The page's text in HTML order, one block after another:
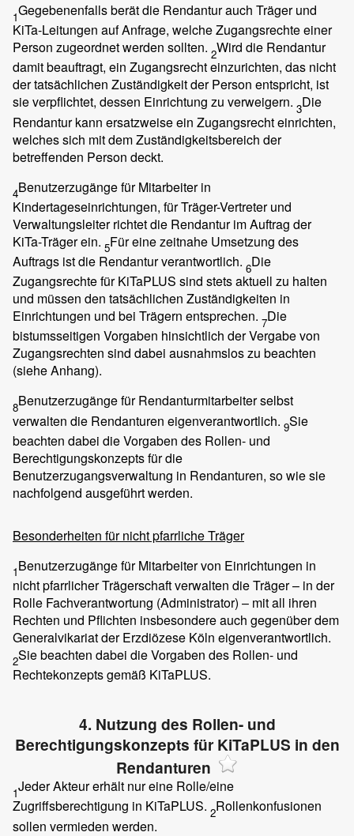
1Gegebenenfalls berät die Rendantur auch Träger und
KiTa-Leitungen auf Anfrage, welche Zugangsrechte einer
Person zugeordnet werden sollten. 2Wird die Rendantur
damit beauftragt, ein Zugangsrecht einzurichten, das nicht
der tatsächlichen Zuständigkeit der Person entspricht, ist
sie verpflichtet, dessen Einrichtung zu verweigern. 3Die
Rendantur kann ersatzweise ein Zugangsrecht einrichten,
welches sich mit dem Zuständigkeitsbereich der
betreffenden Person deckt.
4Benutzerzugänge für Mitarbeiter in
Kindertageseinrichtungen, für Träger-Vertreter und
Verwaltungsleiter richtet die Rendantur im Auftrag der
KiTa-Träger ein. 5Für eine zeitnahe Umsetzung des
Auftrags ist die Rendantur verantwortlich. 6Die
Zugangsrechte für KiTaPLUS sind stets aktuell zu halten
und müssen den tatsächlichen Zuständigkeiten in
Einrichtungen und bei Trägern entsprechen. 7Die
bistumsseitigen Vorgaben hinsichtlich der Vergabe von
Zugangsrechten sind dabei ausnahmslos zu beachten
(siehe Anhang).
8Benutzerzugänge für Rendanturmitarbeiter selbst
verwalten die Rendanturen eigenverantwortlich. 9Sie
beachten dabei die Vorgaben des Rollen- und
Berechtigungskonzepts für die
Benutzerzugangsverwaltung in Rendanturen, so wie sie
nachfolgend ausgeführt werden.
Besonderheiten für nicht pfarrliche Träger
1Benutzerzugänge für Mitarbeiter von Einrichtungen in
nicht pfarrlicher Trägerschaft verwalten die Träger – in der
Rolle Fachverantwortung (Administrator) – mit all ihren
Rechten und Pflichten insbesondere auch gegenüber dem
Generalvikariat der Erzdiözese Köln eigenverantwortlich.
2Sie beachten dabei die Vorgaben des Rollen- und
Rechtekonzepts gemäß KiTaPLUS.
4. Nutzung des Rollen- und
Berechtigungskonzepts für KiTaPLUS in den
Rendanturen
1Jeder Akteur erhält nur eine Rolle/eine
Zugriffsberechtigung in KiTaPLUS. 2Rollenkonfusionen
sollen vermieden werden.